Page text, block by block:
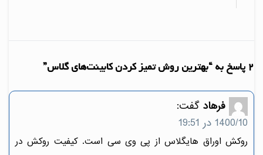
2 پاسخ به “بهترین روش تمیز کردن کابینت‌های گلاس”
فرهاد گفت:
1400/10 در 19:51
روکش اوراق هایگلاس از پی وی سی است. کیفیت روکش در